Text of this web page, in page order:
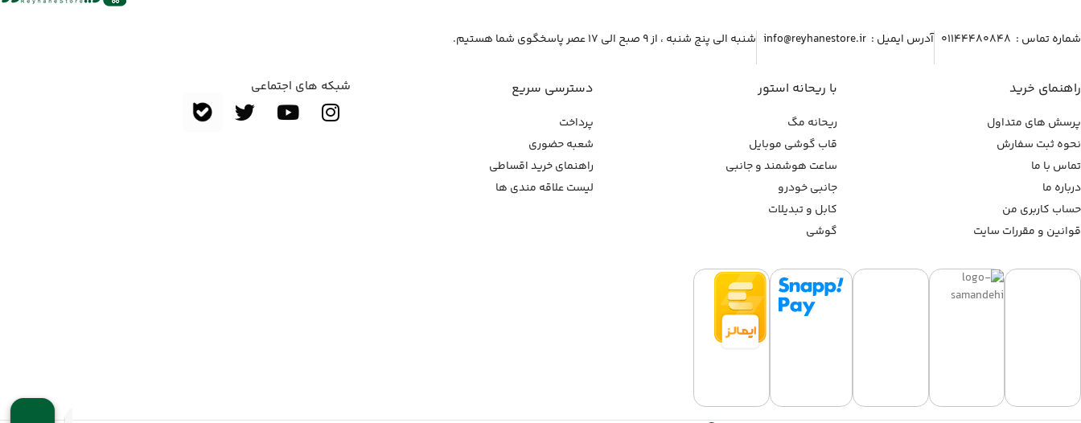
شماره تماس :‌ ۰۱۱۴۴۴۸۰۸۴۸ آدرس ایمیل :‌ info@reyhanestore.ir شنبه الی پنج شنبه ، از ۹ صبح الی ۱۷ عصر پاسخگوی شما هستیم.
راهنمای خرید
پرسش های متداول
نحوه ثبت سفارش
تماس با ما
درباره ما
حساب کاربری من
قوانین و مقررات سایت
با ریحانه استور
ریحانه مگ
قاب گوشی موبایل
ساعت هوشمند و جانبی
جانبی خودرو
کابل و تبدیلات
گوشی
دسترسی سریع
پرداخت
شعبه حضوری
راهنمای خرید اقساطی
لیست علاقه مندی ها
شبکه های اجتماعی